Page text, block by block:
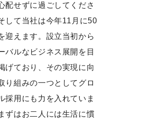
配せずに過ごしてくださ
して当社は今年11月に50
迎えます。設立当初から
バルなビジネス展開を目
げており、その実現に向
り組みの一つとしてグロ
採用にも力を入れていま
ずはお二人には生活に慣